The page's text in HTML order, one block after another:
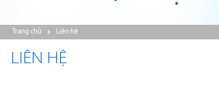
Trang chủ Liên hệ
LIÊN HỆ